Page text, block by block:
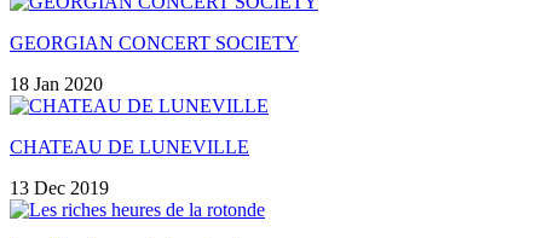
GEORGIAN CONCERT SOCIETY
18 Jan 2020
CHATEAU DE LUNEVILLE
13 Dec 2019